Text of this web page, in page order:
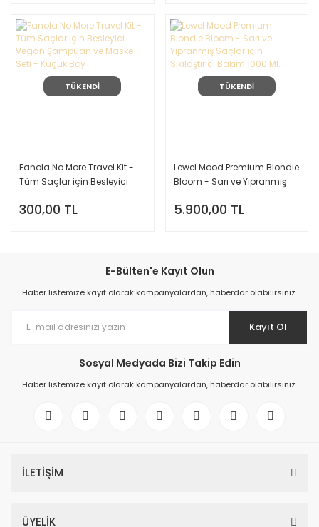
TÜKENDİ
Fanola No More Travel Kit -
Tüm Saçlar için Besleyici
Seti - Küçük Boy
300,00 TL
TÜKENDİ
Lewel Mood Premium Blondie
Bloom - Sarı ve Yıpranmış
1000 Ml.
5.900,00 TL
E-Bülten'e Kayıt Olun
Haber listemize kayıt olarak kampanyalardan, haberdar olabilirsiniz.
Kayıt Ol
Sosyal Medyada Bizi Takip Edin
Haber listemize kayıt olarak kampanyalardan, haberdar olabilirsiniz.
İLETİŞİM
ÜYELİK